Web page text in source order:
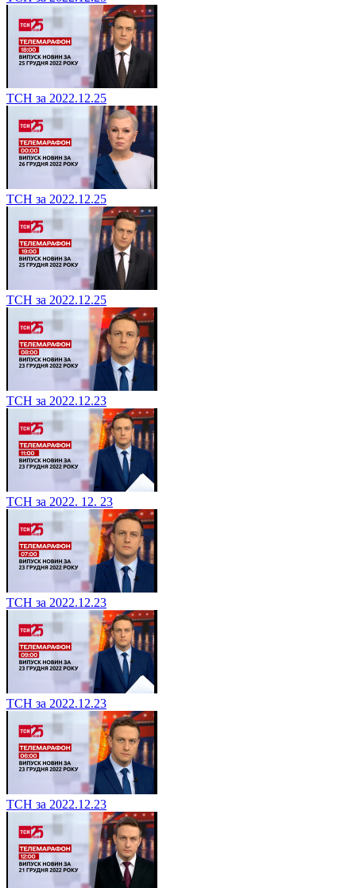
ТСН за 2022.12.25
ТСН за 2022.12.25
ТСН за 2022.12.25
ТСН за 2022.12.23
ТСН за 2022. 12. 23
ТСН за 2022.12.23
ТСН за 2022.12.23
ТСН за 2022.12.23